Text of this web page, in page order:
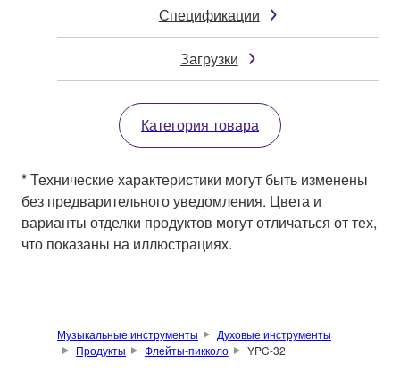
Спецификации
Загрузки
Категория товара
* Технические характеристики могут быть изменены
без предварительного уведомления. Цвета и
варианты отделки продуктов могут отличаться от тех,
что показаны на иллюстрациях.
Музыкальные инструменты
Духовые инструменты
Продукты
Флейты-пикколо YPC-32